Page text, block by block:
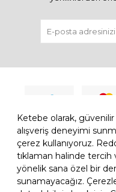
Ketebe olarak,
alışveriş deneyimi
çerez kullanıyoruz.
tıklaman halinde tercih
yönelik sana özel bir
sunamayacağız.